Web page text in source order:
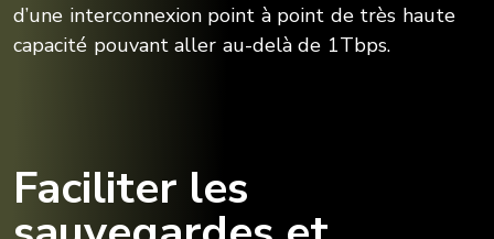
d’une interconnexion point à point de très haute
capacité pouvant aller au-delà de 1Tbps.
Faciliter les